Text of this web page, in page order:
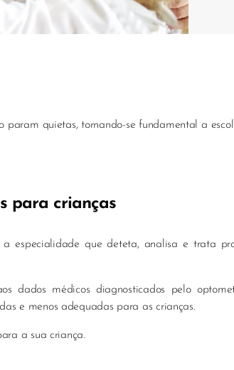
quietas, tornando-se fundamental a
para crianças
especialidade que deteta, analisa e trata
dados médicos diagnosticados pelo
e menos adequadas para as crianças.
a sua criança.